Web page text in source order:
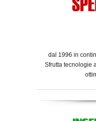
dal 1996 in
Sfrutta tecnologie